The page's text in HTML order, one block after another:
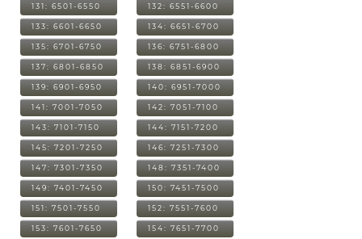
131: 6501-6550 132: 6551-6600
133: 6601-6650 134: 6651-6700
135: 6701-6750 136: 6751-6800
137: 6801-6850 138: 6851-6900
139: 6901-6950 140: 6951-7000
141: 7001-7050 142: 7051-7100
143: 7101-7150 144: 7151-7200
145: 7201-7250 146: 7251-7300
147: 7301-7350 148: 7351-7400
149: 7401-7450 150: 7451-7500
151: 7501-7550 152: 7551-7600
153: 7601-7650 154: 7651-7700